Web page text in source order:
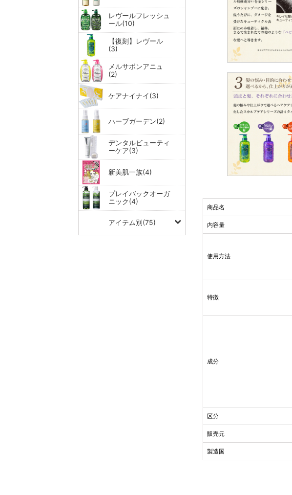
レヴールフレッシュ
ール(10)
【復刻】レヴール
(3)
メルサボンアニュ
(2)
ケアナイナイ(3)
ハーブガーデン(2)
デンタルビューティ
ーケア(3)
新美肌一族(4)
プレイバックオーガ
ニック(4)
アイテム別(75)
商品名
内容量
使用方法
特徴
成分
区分
販売元
製造国